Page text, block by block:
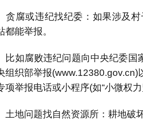
腐或违纪找纪委：如果涉及村
都能举报。
腐败违纪问题向中央纪委国
组织部举报(www.12380.gov.cn)
项举报电话或小程序(如“小微权
问题找自然资源所：耕地破坏